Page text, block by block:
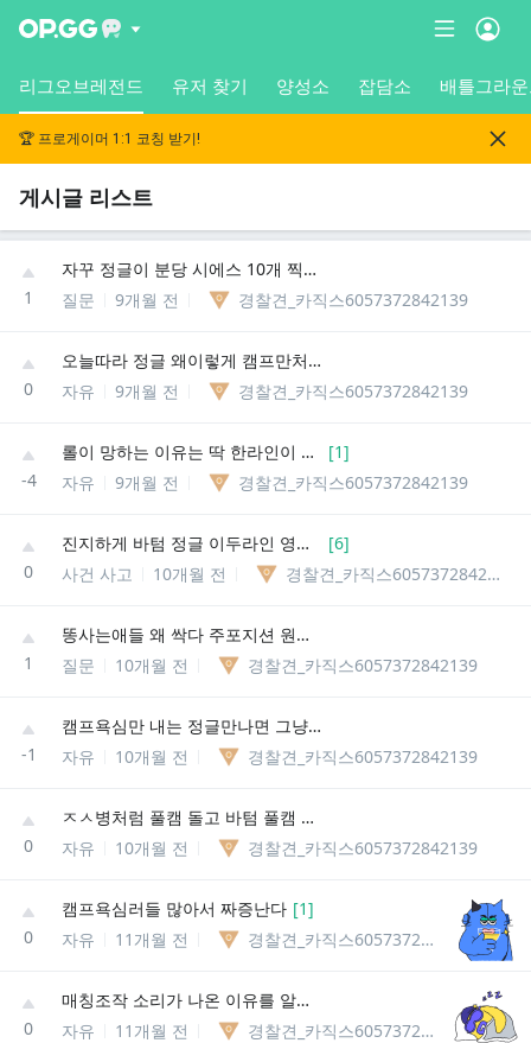
리그오브레전드 유저 찾기 양성소 잡담소 배틀그라
🏆 프로게이머 1:1 코칭 받기!
게시글 리스트
1
자꾸 정글이 분당 시에스 10개 찍으려고만하고 아무것도안하는데 뭐 어터케 해야되냐
질문
9개월 전 경찰견_카직스6057372842139
0
오늘따라 정글 왜이렇게 캠프만처돌지?
자유
9개월 전 경찰견_카직스6057372842139
-4
롤이 망하는 이유는 딱 한라인이 이유임 [1]
자유
9개월 전 경찰견_카직스6057372842139
0
진지하게 바텀 정글 이두라인 영향력 줄여야댐 [6]
사건 사고
10개월 전 경찰견_카직스6057372842139
1
똥사는애들 왜 싹다 주포지션 원딜인지 모르겠네
질문
10개월 전 경찰견_카직스6057372842139
-1
캠프욕심만 내는 정글만나면 그냥 서렌쳐야댐?
자유
10개월 전 경찰견_카직스6057372842139
0
ㅈㅅ병처럼 풀캠 돌고 바텀 풀캠 돌고 바텀 이거 하는애들밖에 없냐?
자유
10개월 전 경찰견_카직스6057372842139
0
캠프욕심러들 많아서 짜증난다 [1]
자유
11개월 전 경찰견_카직스6057372842139
0
매칭조작 소리가 나온 이유를 알겠음
자유
11개월 전 경찰견_카직스6057372842139